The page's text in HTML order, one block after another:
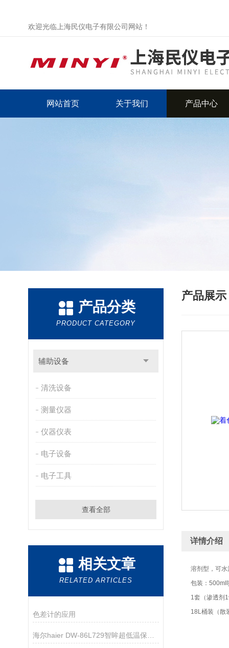
欢迎光临上海民仪电子有限公司网站！
网站首页 关于我们 产品中心
产品分类
PRODUCT CATEGORY
辅助设备
清洗设备
测量仪器
仪器仪表
电子设备
电子工具
查看全部
相关文章
RELATED ARTICLES
色差计的应用
产品展示
详情介绍
溶剂型，可
包装：500ml
1套（渗透剂
18L桶装（散